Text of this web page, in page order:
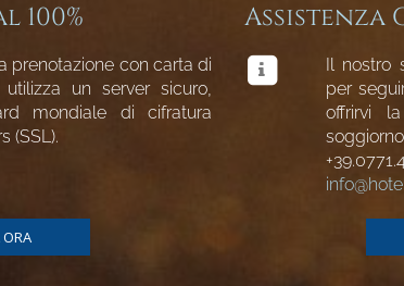
100%
prenotazione con carta di
un server sicuro,
mondiale di cifratura
(SSL).
Assistenza
Il nostro
per
offrirvi
ORA